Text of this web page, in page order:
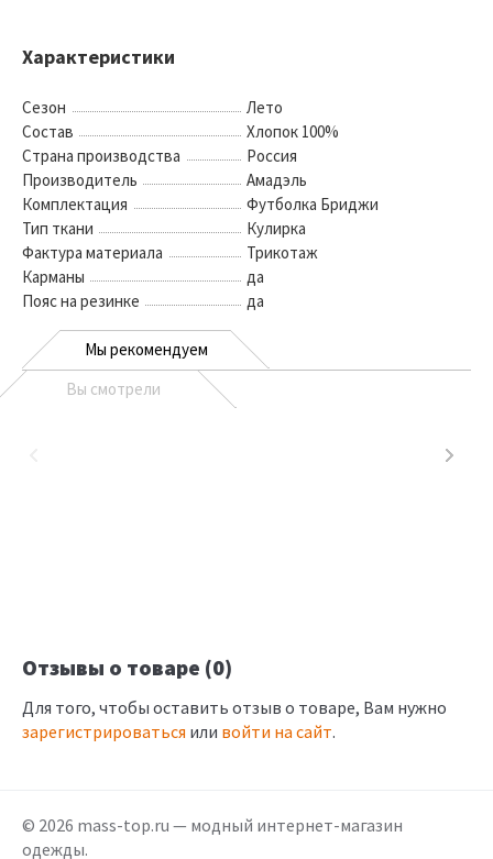
Характеристики
Сезон
Лето
Состав
Хлопок 100%
Страна производства
Россия
Производитель
Амадэль
Комплектация
Футболка Бриджи
Тип ткани
Кулирка
Фактура материала
Трикотаж
Карманы
да
Пояс на резинке
да
Мы рекомендуем
Вы смотрели
Отзывы о товаре (0)
Для того, чтобы оставить отзыв о товаре, Вам нужно
зарегистрироваться или войти на сайт.
© 2026 mass-top.ru — модный интернет-магазин
одежды.